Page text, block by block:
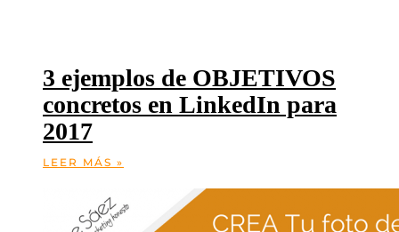
3 ejemplos de OBJETIVOS
concretos en LinkedIn para
2017
LEER MÁS »